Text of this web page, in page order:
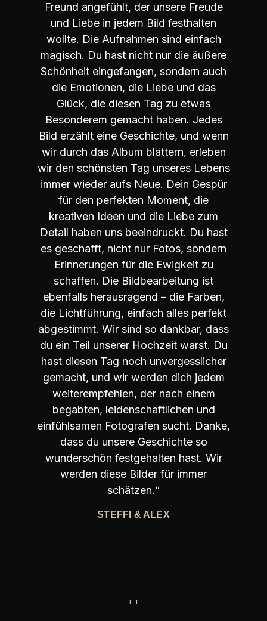
Freund angefühlt, der unsere Freude
und Liebe in jedem Bild festhalten
wollte. Die Aufnahmen sind einfach
magisch. Du hast nicht nur die äußere
Schönheit eingefangen, sondern auch
die Emotionen, die Liebe und das
Glück, die diesen Tag zu etwas
Besonderem gemacht haben. Jedes
Bild erzählt eine Geschichte, und wenn
wir durch das Album blättern, erleben
wir den schönsten Tag unseres Lebens
immer wieder aufs Neue. Dein Gespür
für den perfekten Moment, die
kreativen Ideen und die Liebe zum
Detail haben uns beeindruckt. Du hast
es geschafft, nicht nur Fotos, sondern
Erinnerungen für die Ewigkeit zu
schaffen. Die Bildbearbeitung ist
ebenfalls herausragend – die Farben,
die Lichtführung, einfach alles perfekt
abgestimmt. Wir sind so dankbar, dass
du ein Teil unserer Hochzeit warst. Du
hast diesen Tag noch unvergesslicher
gemacht, und wir werden dich jedem
weiterempfehlen, der nach einem
begabten, leidenschaftlichen und
einfühlsamen Fotografen sucht. Danke,
dass du unsere Geschichte so
wunderschön festgehalten hast. Wir
werden diese Bilder für immer
schätzen.“
STEFFI & ALEX